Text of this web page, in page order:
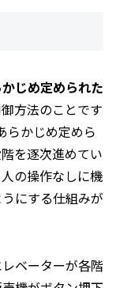
じめ定められた
方法のことです​
らかじめ定めら
を逐次進めてい
の操作なしに機
にする仕組みが
ベーターが各階